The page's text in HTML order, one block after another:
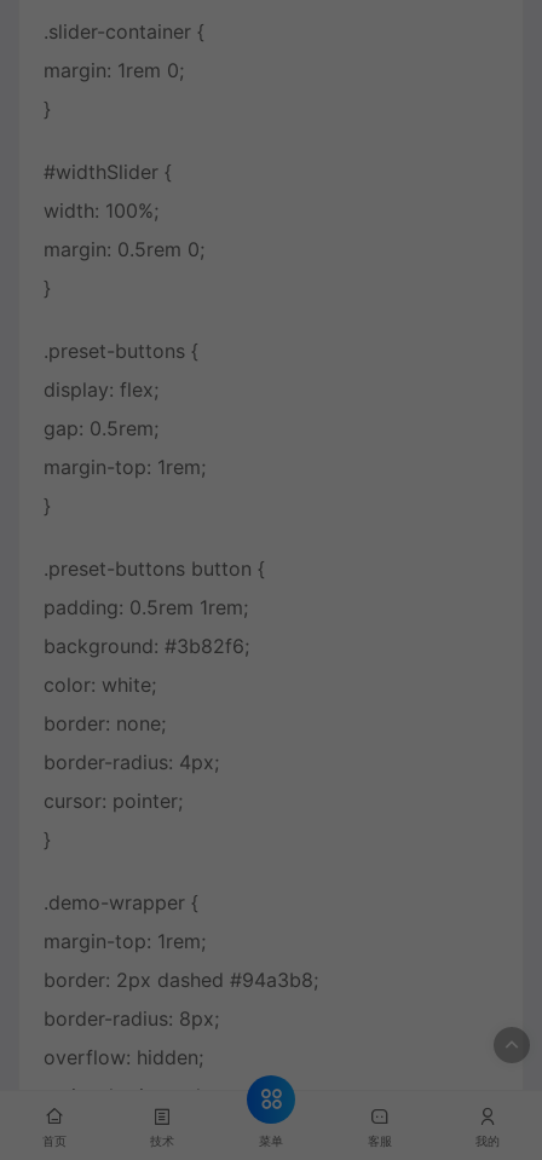
.slider-container {
margin: 1rem 0;
}
#widthSlider {
width: 100%;
margin: 0.5rem 0;
}
.preset-buttons {
display: flex;
gap: 0.5rem;
margin-top: 1rem;
}
.preset-buttons button {
padding: 0.5rem 1rem;
background: #3b82f6;
color: white;
border: none;
border-radius: 4px;
cursor: pointer;
}
.demo-wrapper {
margin-top: 1rem;
border: 2px dashed #94a3b8;
border-radius: 8px;
overflow: hidden;
resize: horizontal;
min-width: 200px;
首页 技术 菜单 客服 我的